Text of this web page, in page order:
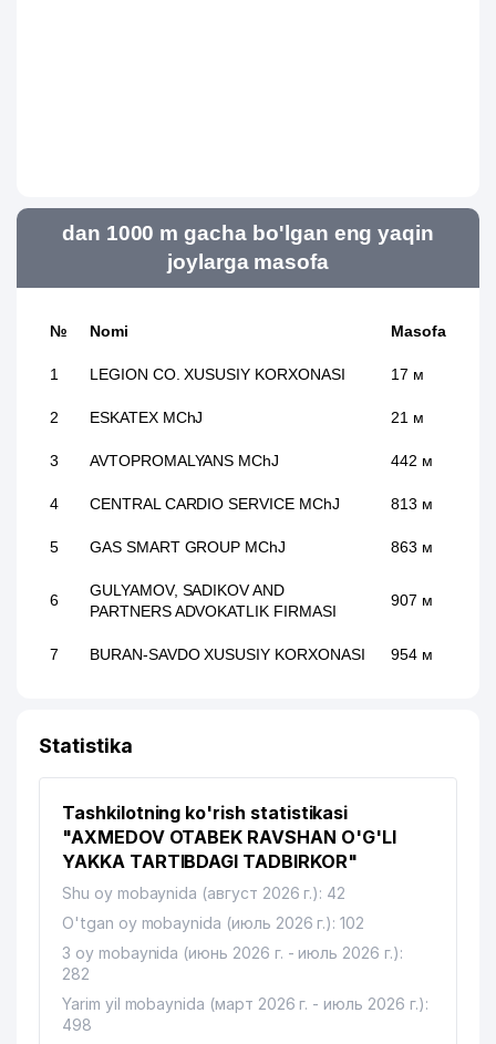
dan 1000 m gacha bo'lgan eng yaqin
joylarga masofa
№ Nomi Masofa
1 LEGION CO. XUSUSIY KORXONASI 17 м
2 ESKATEX MChJ 21 м
3 AVTOPROMALYANS MChJ 442 м
4 CENTRAL CARDIO SERVICE MChJ 813 м
5 GAS SMART GROUP MChJ 863 м
6
GULYAMOV, SADIKOV AND
PARTNERS ADVOKATLIK FIRMASI
907 м
7 BURAN-SAVDO XUSUSIY KORXONASI 954 м
Statistika
Tashkilotning ko'rish statistikasi
"AXMEDOV OTABEK RAVSHAN O'G'LI
YAKKA TARTIBDAGI TADBIRKOR"
Shu oy mobaynida (август 2026 г.): 42
O'tgan oy mobaynida (июль 2026 г.): 102
3 oy mobaynida (июнь 2026 г. - июль 2026 г.):
282
Yarim yil mobaynida (март 2026 г. - июль 2026 г.):
498